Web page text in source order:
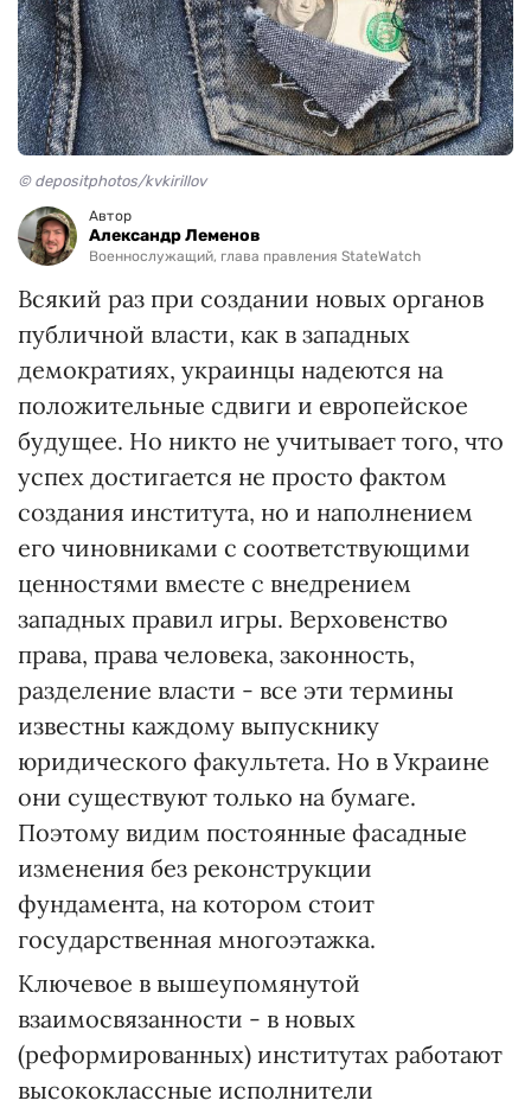
© depositphotos/kvkirillov
Автор
Александр Леменов
Военнослужащий, глава правления StateWatch
Всякий раз при создании новых органов
публичной власти, как в западных
демократиях, украинцы надеются на
положительные сдвиги и европейское
будущее. Но никто не учитывает того, что
успех достигается не просто фактом
создания института, но и наполнением
его чиновниками с соответствующими
ценностями вместе с внедрением
западных правил игры. Верховенство
права, права человека, законность,
разделение власти - все эти термины
известны каждому выпускнику
юридического факультета. Но в Украине
они существуют только на бумаге.
Поэтому видим постоянные фасадные
изменения без реконструкции
фундамента, на котором стоит
государственная многоэтажка.
Ключевое в вышеупомянутой
взаимосвязанности - в новых
(реформированных) институтах работают
высококлассные исполнители